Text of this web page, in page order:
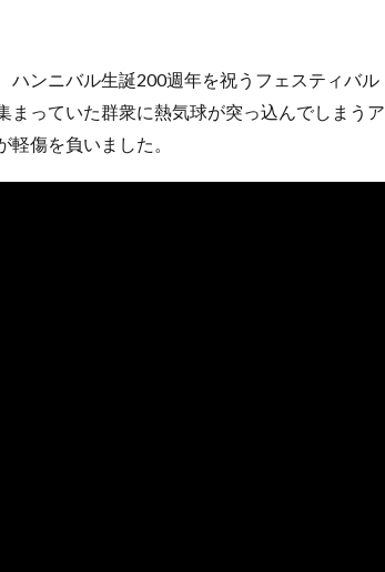
ハードオフに売っていた4万4000円のフィギュアがヤバす
ぎる...
(5/20)
海外「この少年にとって忘れられない経験になったな」危
険な手術...
(5/20)
ハンニバル生誕200週年を祝うフェスティバル
っていた群衆に熱気球が突っ込んでしまうア
傷を負いました。